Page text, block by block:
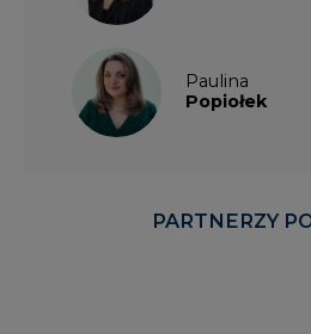
Paulina
Popiołek
PARTNERZY